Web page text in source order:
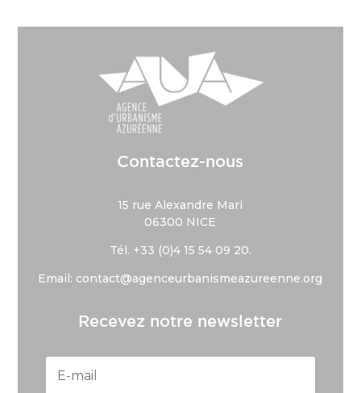
Contactez-nous
15 rue Alexandre Mari
06300 NICE
Tél. +33 (0)4 15 54 09 20.
Email: contact@agenceurbanismeazureenne.org
Recevez notre newsletter